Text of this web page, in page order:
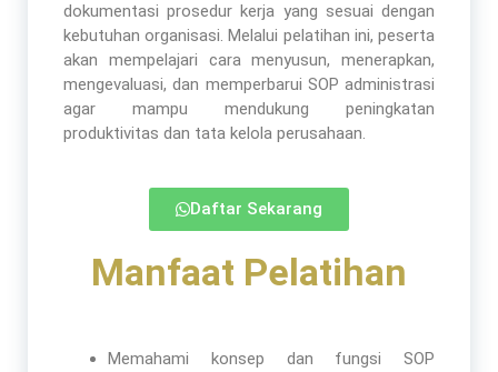
dokumentasi prosedur kerja yang sesuai dengan
kebutuhan organisasi. Melalui pelatihan ini, peserta
akan mempelajari cara menyusun, menerapkan,
mengevaluasi, dan memperbarui SOP administrasi
agar mampu mendukung peningkatan
produktivitas dan tata kelola perusahaan.
Daftar Sekarang
Manfaat Pelatihan​
Memahami konsep dan fungsi SOP